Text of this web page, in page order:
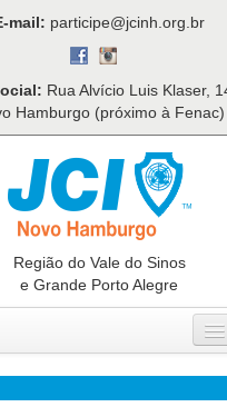
mail: participe@jcinh.org.br
Rua Alvício Luis Klaser,
Hamburgo (próximo à Fenac)
Região do Vale do Sinos
e Grande Porto Alegre